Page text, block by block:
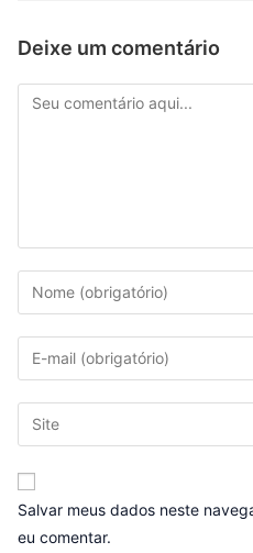
Deixe um comentário
Salvar meus dados neste
eu comentar.